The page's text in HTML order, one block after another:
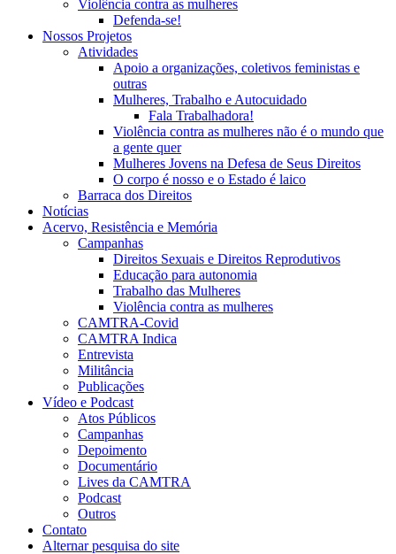
Violência contra as mulheres
Defenda-se!
Nossos Projetos
Atividades
Apoio a organizações, coletivos feministas e
outras
Mulheres, Trabalho e Autocuidado
Fala Trabalhadora!
Violência contra as mulheres não é o mundo que
a gente quer
Mulheres Jovens na Defesa de Seus Direitos
O corpo é nosso e o Estado é laico
Barraca dos Direitos
Notícias
Acervo, Resistência e Memória
Campanhas
Direitos Sexuais e Direitos Reprodutivos
Educação para autonomia
Trabalho das Mulheres
Violência contra as mulheres
CAMTRA-Covid
CAMTRA Indica
Entrevista
Militância
Publicações
Vídeo e Podcast
Atos Públicos
Campanhas
Depoimento
Documentário
Lives da CAMTRA
Podcast
Outros
Contato
Alternar pesquisa do site